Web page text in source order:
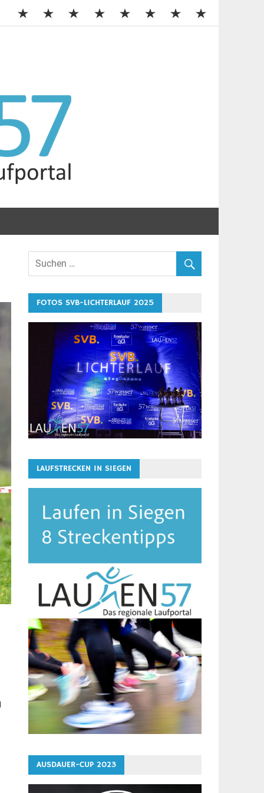
FOTOS SVB-LICHTERLAUF 2025
LAUFSTRECKEN IN SIEGEN
AUSDAUER-CUP 2023